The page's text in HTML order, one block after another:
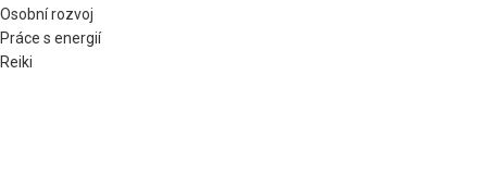
Osobní rozvoj
Práce s energií
Reiki